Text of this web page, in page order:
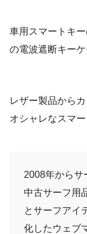
車用スマートキ
の電波遮断キーケ
レザー製品から
オシャレなスマ
2008年からサ
中古サーフ用
とサーフアイ
化したウェブ